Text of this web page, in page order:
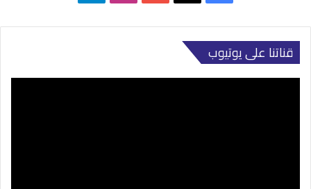
قناتنا على يوتيوب